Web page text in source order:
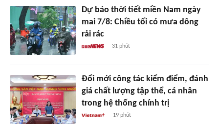
Dự báo thời tiết miền Nam ngày
mai 7/8: Chiều tối có mưa dông
rải rác
31 phút
Đổi mới công tác kiểm điểm, đánh
giá chất lượng tập thể, cá nhân
trong hệ thống chính trị
19 phút